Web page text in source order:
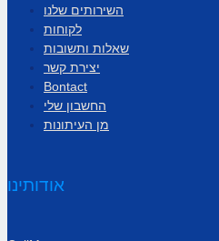
השירותים שלנו
לקוחות
שאלות ותשובות
יצירת קשר
Bontact
החשבון שלי
מן העיתונות
אודותינו